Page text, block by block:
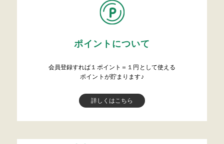
ポイントについて
会員登録すれば１ポイント＝１円として使える
ポイントが貯まります♪
詳しくはこちら